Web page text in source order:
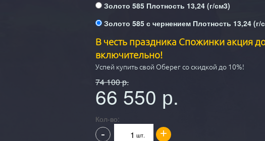
Золото 585 Плотность 13,24 (г/см3)
Золото 585 с чернением Плотность 13,24 (г/
В честь праздника Спожинки акция
включительно!
Успей купить свой Оберег со скидкой до 10%!
74 100р.
66 550 р.
Кол-во:
шт. +
-